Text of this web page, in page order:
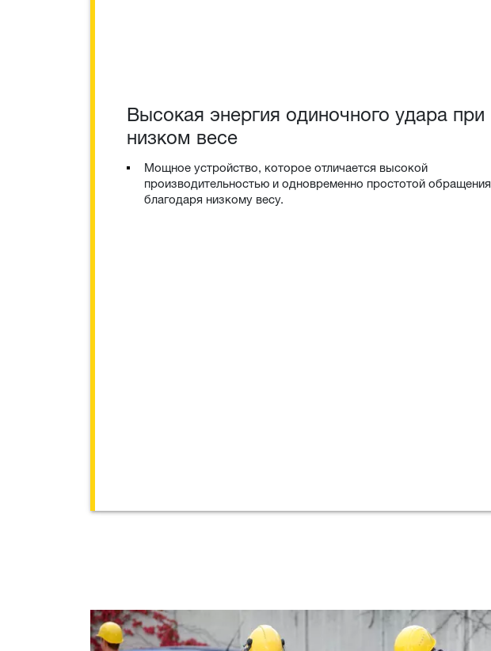
Высокая энергия одиночного удара при
низком весе
Мощное устройство, которое отличается высокой
производительностью и одновременно простотой обращения
благодаря низкому весу.